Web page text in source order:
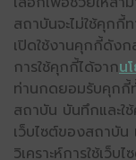
สถาบันจะไม่ใช้คุกกี้
เปิดใช้งานคุกกี้ดัง
การใช้คุกกี้ได้จากน
ท่านกดยอมรับคุกกี้
สถาบัน บันทึกและใ
เว็บไซต์ของสถาบัน
วิเคราะห์การใช้เว็